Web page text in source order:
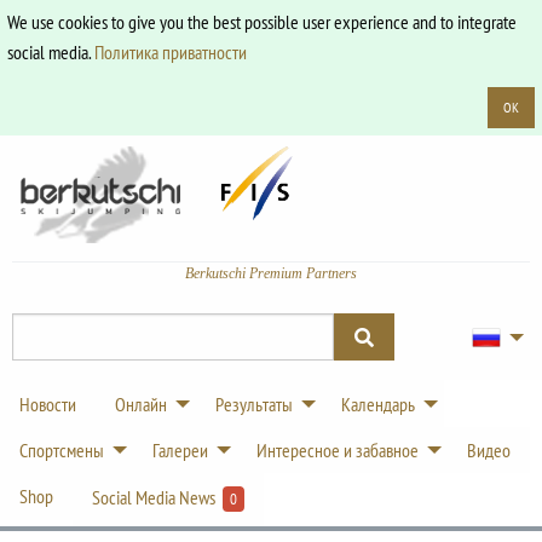
We use cookies to give you the best possible user experience and to integrate
social media.Политика приватности
OK
Berkutschi Premium Partners
Новости Онлайн Результаты
Календарь
Спортсмены
Галереи Интересное и забавное
Видео
Shop
Social Media News 0